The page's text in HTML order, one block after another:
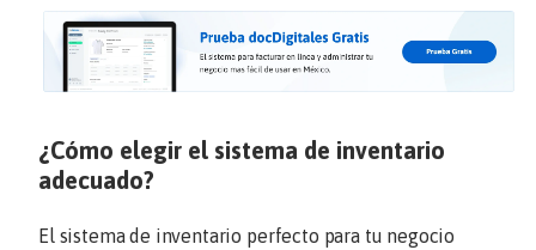
¿Cómo elegir el sistema de inventario
adecuado?
El sistema de inventario perfecto para tu negocio